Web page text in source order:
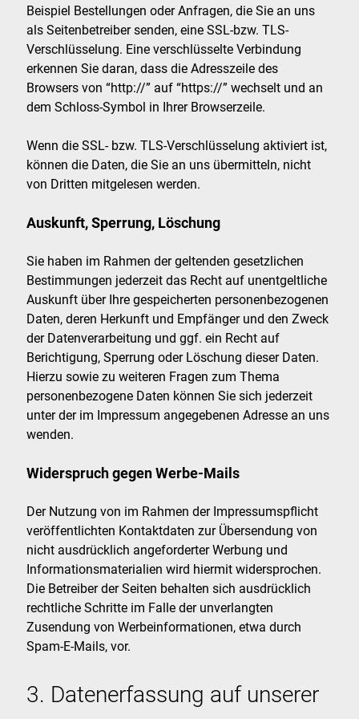
Beispiel Bestellungen oder Anfragen, die Sie an uns
als Seitenbetreiber senden, eine SSL-bzw. TLS-
Verschlüsselung. Eine verschlüsselte Verbindung
erkennen Sie daran, dass die Adresszeile des
Browsers von “http://” auf “https://” wechselt und an
dem Schloss-Symbol in Ihrer Browserzeile.
Wenn die SSL- bzw. TLS-Verschlüsselung aktiviert ist,
können die Daten, die Sie an uns übermitteln, nicht
von Dritten mitgelesen werden.
Auskunft, Sperrung, Löschung
Sie haben im Rahmen der geltenden gesetzlichen
Bestimmungen jederzeit das Recht auf unentgeltliche
Auskunft über Ihre gespeicherten personenbezogenen
Daten, deren Herkunft und Empfänger und den Zweck
der Datenverarbeitung und ggf. ein Recht auf
Berichtigung, Sperrung oder Löschung dieser Daten.
Hierzu sowie zu weiteren Fragen zum Thema
personenbezogene Daten können Sie sich jederzeit
unter der im Impressum angegebenen Adresse an uns
wenden.
Widerspruch gegen Werbe-Mails
Der Nutzung von im Rahmen der Impressumspflicht
veröffentlichten Kontaktdaten zur Übersendung von
nicht ausdrücklich angeforderter Werbung und
Informationsmaterialien wird hiermit widersprochen.
Die Betreiber der Seiten behalten sich ausdrücklich
rechtliche Schritte im Falle der unverlangten
Zusendung von Werbeinformationen, etwa durch
Spam-E-Mails, vor.
3. Datenerfassung auf unserer